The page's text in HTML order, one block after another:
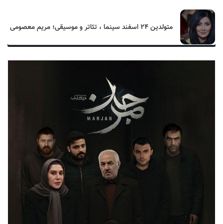
متولدین ۲۴ اسفند سینما ، تئاتر و موسیقی؛ مریم معصومی